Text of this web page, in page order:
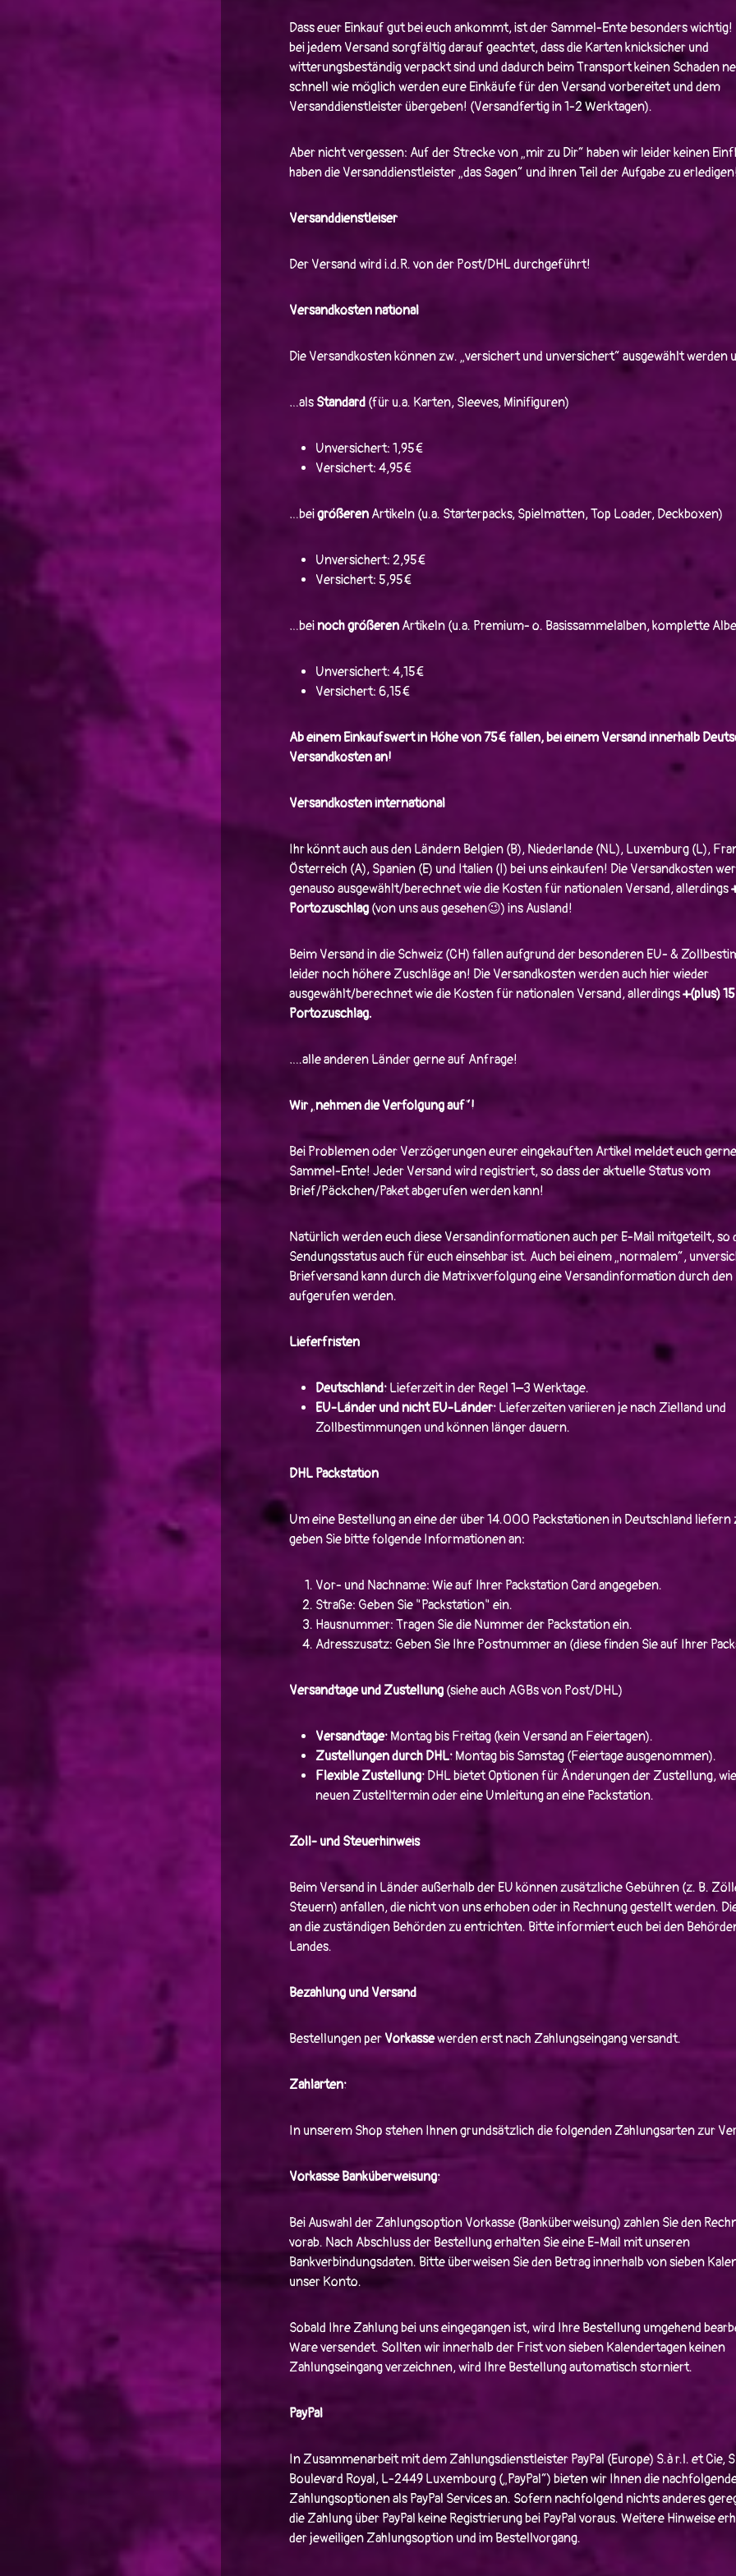
Dass euer Einkauf gut bei euch ankommt, ist der Sammel-Ente besonders
bei jedem Versand sorgfältig darauf geachtet, dass die Karten knicksicher und
witterungsbeständig verpackt sind und dadurch beim Transport keinen Schaden
schnell wie möglich werden eure Einkäufe für den Versand vorbereitet und dem
Versanddienstleister übergeben! (Versandfertig in 1-2 Werktagen).
Aber nicht vergessen: Auf der Strecke von „mir zu Dir“ haben wir leider keinen
haben die Versanddienstleister „das Sagen“ und ihren Teil der Aufgabe zu
Versanddienstleiser
Der Versand wird i.d.R. von der Post/DHL durchgeführt!
Versandkosten national
Die Versandkosten können zw. „versichert und unversichert“ ausgewählt werden
…als Standard (für u.a. Karten, Sleeves, Minifiguren)
Unversichert: 1,95€
Versichert: 4,95€
…beigrößeren Artikeln (u.a. Starterpacks, Spielmatten, Top Loader, Deckboxen)
Unversichert: 2,95€
Versichert: 5,95€
…beinoch größeren Artikeln (u.a. Premium- o. Basissammelalben, komplette
Unversichert: 4,15€
Versichert: 6,15€
Ab einem Einkaufswert in Höhe von 75€ fallen, bei einem Versand innerhalb
Versandkosten an!
Versandkosten international
Ihr könnt auch aus den Ländern Belgien (B), Niederlande (NL), Luxemburg (L),
Österreich (A), Spanien (E) und Italien (I) bei uns einkaufen! Die Versandkosten
genauso ausgewählt/berechnet wie die Kosten für nationalen Versand, allerdings
Portozuschlag (von uns aus gesehen😉) ins Ausland!
Beim Versand in die Schweiz (CH) fallen aufgrund der besonderen EU- &
leider noch höhere Zuschläge an! Die Versandkosten werden auch hier wieder
ausgewählt/berechnet wie die Kosten für nationalen Versand, allerdings+(plus)
Portozuschlag.
….alle anderen Länder gerne auf Anfrage!
Wir „nehmen die Verfolgung auf“!
Bei Problemen oder Verzögerungen eurer eingekauften Artikel meldet euch
Sammel-Ente! Jeder Versand wird registriert, so dass der aktuelle Status vom
Brief/Päckchen/Paket abgerufen werden kann!
Natürlich werden euch diese Versandinformationen auch per E-Mail mitgeteilt, so
Sendungsstatus auch für euch einsehbar ist. Auch bei einem „normalem“,
Briefversand kann durch die Matrixverfolgung eine Versandinformation durch den
aufgerufen werden.
Lieferfristen
Deutschland: Lieferzeit in der Regel 1–3 Werktage.
EU-Länder und nicht EU-Länder: Lieferzeiten variieren je nach Zielland und
Zollbestimmungen und können länger dauern.
DHL Packstation
Um eine Bestellung an eine der über 14.000 Packstationen in Deutschland liefern
geben Sie bitte folgende Informationen an:
Vor- und Nachname: Wie auf Ihrer Packstation Card angegeben.
Straße: Geben Sie "Packstation" ein.
Hausnummer: Tragen Sie die Nummer der Packstation ein.
Adresszusatz: Geben Sie Ihre Postnummer an (diese finden Sie auf Ihrer
Versandtage und Zustellung (siehe auch AGBs von Post/DHL)
Versandtage: Montag bis Freitag (kein Versand an Feiertagen).
Zustellungen durch DHL: Montag bis Samstag (Feiertage ausgenommen).
Flexible Zustellung: DHL bietet Optionen für Änderungen der Zustellung,
neuen Zustelltermin oder eine Umleitung an eine Packstation.
Zoll- und Steuerhinweis
Beim Versand in Länder außerhalb der EU können zusätzliche Gebühren (z. B.
Steuern) anfallen, die nicht von uns erhoben oder in Rechnung gestellt werden.
an die zuständigen Behörden zu entrichten. Bitte informiert euch bei den
Landes.
Bezahlung und Versand
Bestellungen per Vorkassewerden erst nach Zahlungseingang versandt.
Zahlarten:
In unserem Shop stehen Ihnen grundsätzlich die folgenden Zahlungsarten zur
Vorkasse Banküberweisung:
Bei Auswahl der Zahlungsoption Vorkasse (Banküberweisung) zahlen Sie den
vorab. Nach Abschluss der Bestellung erhalten Sie eine E-Mail mit unseren
Bankverbindungsdaten. Bitte überweisen Sie den Betrag innerhalb von sieben
unser Konto.
Sobald Ihre Zahlung bei uns eingegangen ist, wird Ihre Bestellung umgehend
Ware versendet. Sollten wir innerhalb der Frist von sieben Kalendertagen keinen
Zahlungseingang verzeichnen, wird Ihre Bestellung automatisch storniert.
PayPal
In Zusammenarbeit mit dem Zahlungsdienstleister PayPal (Europe) S.à r.l. et Cie,
Boulevard Royal, L-2449 Luxembourg („PayPal“) bieten wir Ihnen die
Zahlungsoptionen als PayPal Services an. Sofern nachfolgend nichts anderes
die Zahlung über PayPal keine Registrierung bei PayPal voraus. Weitere Hinweise
der jeweiligen Zahlungsoption und im Bestellvorgang.